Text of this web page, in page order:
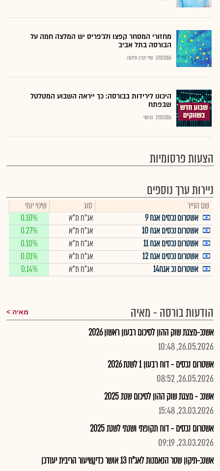
מחזורי המסחר קפצו ולג'פריס יש המלצה חמה על
הבורסה בתל אביב
27.07.2026 שירי חביב-ולדהורן
היכונו לירידות בבורסה: כך ייראה השבוע המטלטל
שבפתח
27.07.2026 רם מורי
הצעות פרסומיות
ניירות ערך נוספים
שם הנייר סוג
שינוי יומי
אשטרום נכסים אגח 9
אג"ח ת"א
0.10%
אשטרום נכסים אגח 10
אג"ח ת"א
0.27%
אשטרום נכסים אגח 11
אג"ח ת"א
0.10%
אשטרום נכסים אגח 12
אג"ח ת"א
0.01%
אשטרום נכ אגח14
אג"ח ת"א 0.14%
הודעות בורסה - מאיה מאיה
אשנכ-מצגת שוק ההון לסיכום רבעון ראשון 2026
26.05.2026, 10:48
אשטרום נכסים - דוח רבעון 1 לשנת 2026
26.05.2026, 08:52
אשנכ - מצגת שוק ההון לסיכום שנת 2025
23.03.2026, 15:48
אשטרום נכסים - דוח תקופתי ושנתי לשנת 2025
23.03.2026, 09:19
אשנכ-תיקון שטר הנאמנות לאג"ח 13 אושר כדין,שיעור הריבית יעודכן